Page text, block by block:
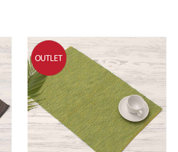
Dodaj u korpu